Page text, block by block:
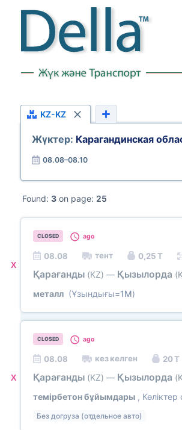
KZ-KZ
Жүктер: Карагандинская
08.08–08.10
Found: 3on page: 25
X
CLOSED ago
08.08 тент 0,25 Т
Қарағанды (KZ) — Қызылорда
металл (Ұзындығы=1М)
X
CLOSED ago
08.08 кез келген 20 Т
Қарағанды (KZ) — Қызылорда
темірбетон бұйымдары , Көліктер
Без догруза (отдельное авто)